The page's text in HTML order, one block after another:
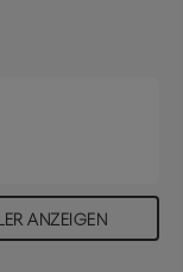
Oberflächen.
adhäsiven
Größe 28
ANZEIGEN